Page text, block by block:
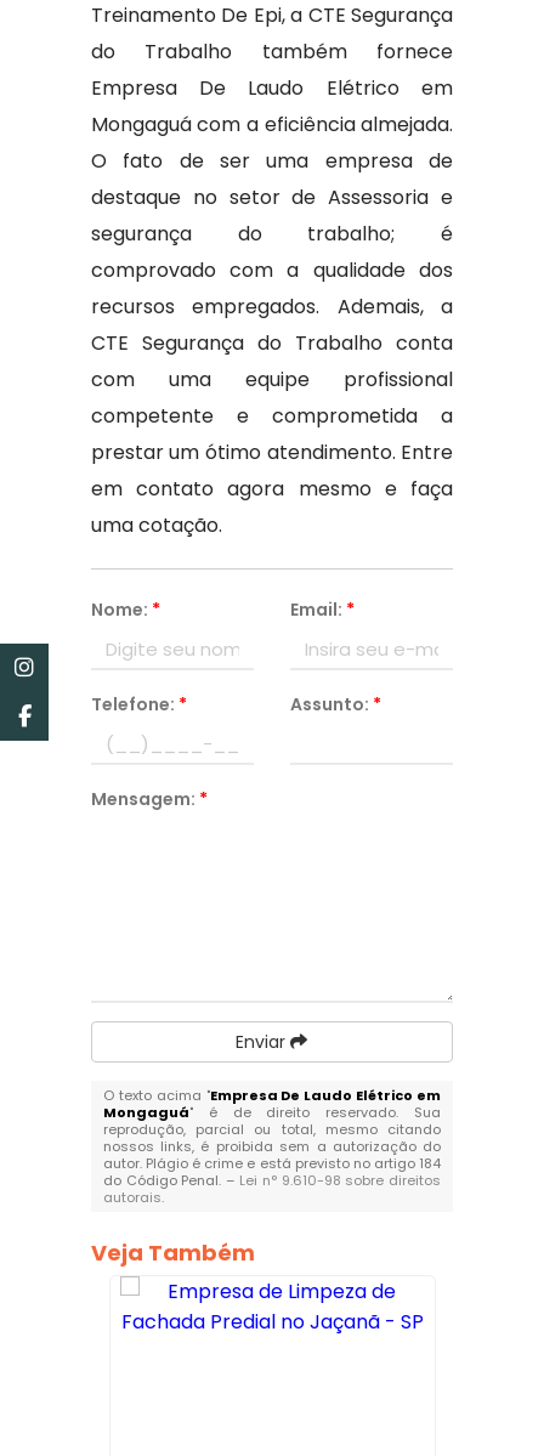
Treinamento De Epi, a CTE Segurança
do Trabalho também fornece
Empresa De Laudo Elétrico em
Mongaguá com a eficiência almejada.
O fato de ser uma empresa de
destaque no setor de Assessoria e
segurança do trabalho; é
comprovado com a qualidade dos
recursos empregados. Ademais, a
CTE Segurança do Trabalho conta
com uma equipe profissional
competente e comprometida a
prestar um ótimo atendimento. Entre
em contato agora mesmo e faça
uma cotação.
Nome: * Email: *
Telefone: * Assunto: *
Mensagem: *
Enviar
O texto acima "Empresa De Laudo Elétrico em
Mongaguá" é de direito reservado. Sua
reprodução, parcial ou total, mesmo citando
nossos links, é proibida sem a autorização do
autor. Plágio é crime e está previsto no artigo 184
do Código Penal. – Lei n° 9.610-98 sobre direitos
autorais.
Veja Também